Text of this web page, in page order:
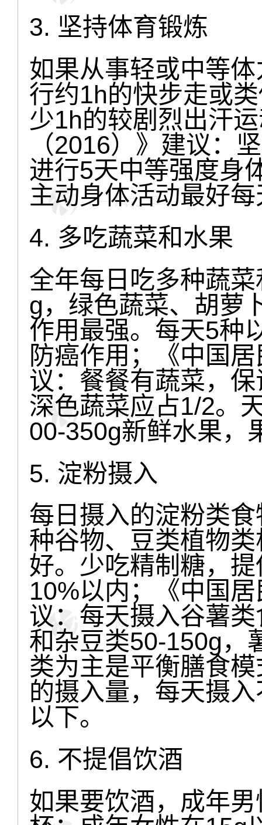
3. 坚持体育锻炼
如果从事轻或中等
行约1h的快步走或
少1h的较剧烈出汗
（2016）》建议：
进行5天中等强度身
主动身体活动最好
4. 多吃蔬菜和水果
全年每日吃多种蔬
g，绿色蔬菜、胡萝
作用最强。每天5种
防癌作用；《中国
议：餐餐有蔬菜，
深色蔬菜应占1/2。
00-350g新鲜水果，
5. 淀粉摄入
每日摄入的淀粉类
种谷物、豆类植物
好。少吃精制糖，
10%以内；《中国
议：每天摄入谷薯
和杂豆类50-150g，
类为主是平衡膳食
的摄入量，每天摄
以下。
6. 不提倡饮酒
如果要饮酒，成年